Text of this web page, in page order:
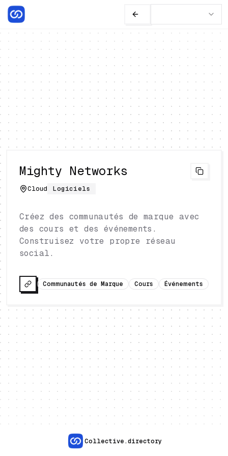
Mighty Networks
Cloud Logiciels
Créez des communautés de marque avec
des cours et des événements.
Construisez votre propre réseau
social.
Communautés de Marque Cours Événements
Collective.directory